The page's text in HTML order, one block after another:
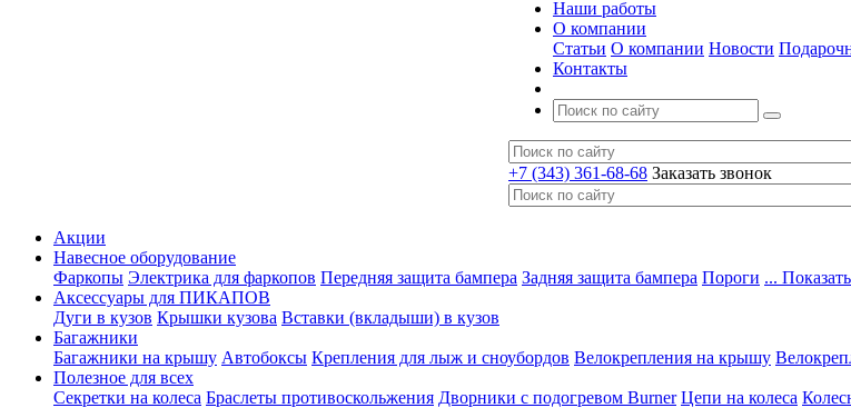
Наши работы
О компании
Статьи О компании Новости
Контакты
+7 (343) 361-68-68 Заказать звонок
Акции
Навесное оборудование
Фаркопы Электрика для фаркопов Передняя защита бампера Задняя защита бампера Пороги ...
Аксессуары для ПИКАПОВ
Дуги в кузов Крышки кузова Вставки (вкладыши) в кузов
Багажники
Багажники на крышу Автобоксы Крепления для лыж и сноубордов Велокрепления на крышу
Полезное для всех
Секретки на колеса Браслеты противоскольжения Дворники с подогревом Burner Цепи на колеса